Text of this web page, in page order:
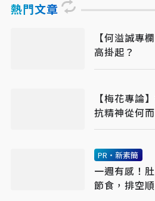
熱門文章
【何溢誠
高掛起？
【梅花專論
抗精神從何
PR・新素簡
一週有感！
節食，排空